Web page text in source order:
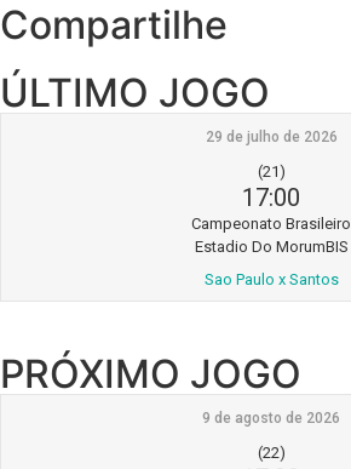
Compartilhe
ÚLTIMO JOGO
29 de julho de 2026
(21)
17:00
Campeonato Brasileiro
Estadio Do MorumBIS
Sao Paulo x Santos
PRÓXIMO JOGO
9 de agosto de 2026
(22)